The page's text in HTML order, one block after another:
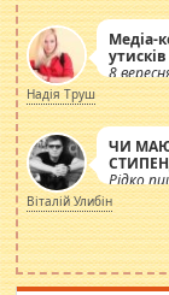
Медіа-
утисків
8
Надія Труш
ЧИ
Рідко
просто
Віталій Улибін